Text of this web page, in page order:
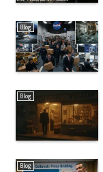
Blog
Blog
Blog